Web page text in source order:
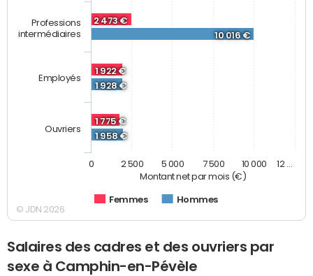
Montant net par mois (€)
2 473 €
1 922 €
1 775 €
10 016 €
1 928 €
1 958 €
Femmes Hommes
Professions
intermédiaires
Employés
Ouvriers
0 10 000
2 500 5 000 7 500 12 …
© JDN 2026
Salaires des cadres et des ouvriers par
sexe à Camphin-en-Pévèle